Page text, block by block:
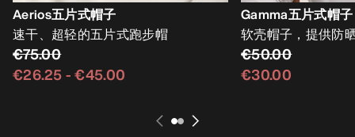
Aerios五片式帽子
速干、超轻的五片式跑步帽
€75.00
€26.25-€45.00
Gamma五片式帽子
软壳帽子，提供防
€50.00
€30.00